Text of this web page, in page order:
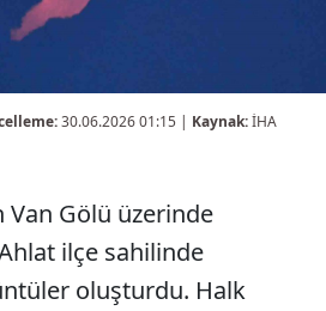
30.06.2026 01:15 | Kaynak:İHA
Van Gölü üzerinde
ilçe sahilinde
oluşturdu. Halk